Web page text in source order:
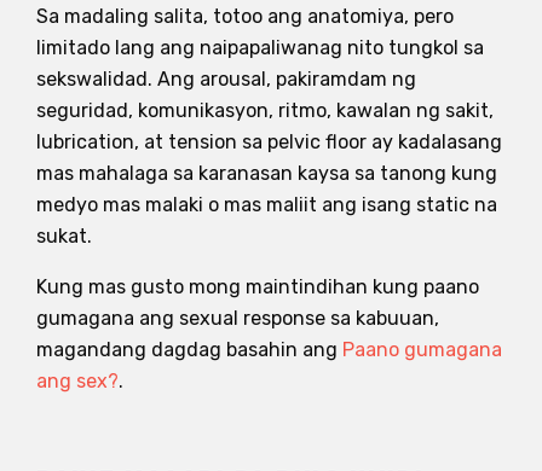
Sa madaling salita, totoo ang anatomiya, pero
limitado lang ang naipapaliwanag nito tungkol sa
sekswalidad. Ang arousal, pakiramdam ng
seguridad, komunikasyon, ritmo, kawalan ng sakit,
lubrication, at tension sa pelvic floor ay kadalasang
mas mahalaga sa karanasan kaysa sa tanong kung
medyo mas malaki o mas maliit ang isang static na
sukat.
Kung mas gusto mong maintindihan kung paano
gumagana ang sexual response sa kabuuan,
magandang dagdag basahin ang Paano gumagana
ang sex?.